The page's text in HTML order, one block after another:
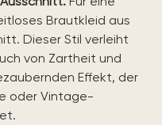
Brautkleid aus
Dieser Stil verleiht
von Zartheit und
Effekt, der
oder Vintage-